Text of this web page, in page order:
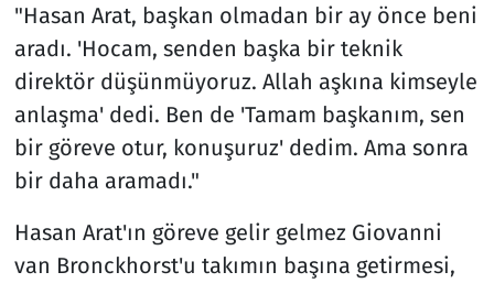
"Hasan Arat, başkan olmadan bir ay önce beni
aradı. 'Hocam, senden başka bir teknik
direktör düşünmüyoruz. Allah aşkına kimseyle
anlaşma' dedi. Ben de 'Tamam başkanım, sen
bir göreve otur, konuşuruz' dedim. Ama sonra
bir daha aramadı."
Hasan Arat'ın göreve gelir gelmez Giovanni
van Bronckhorst'u takımın başına getirmesi,